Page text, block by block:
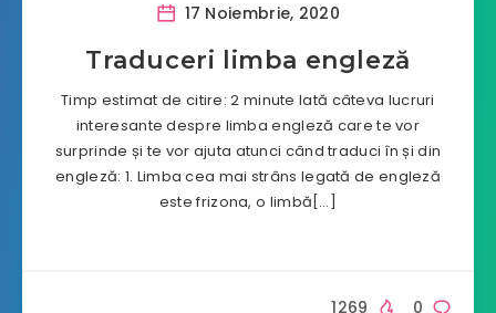
17 Noiembrie, 2020
Traduceri limba engleză
Timp estimat de citire: 2 minute Iată câteva lucruri
interesante despre limba engleză care te vor
surprinde și te vor ajuta atunci când traduci în și din
engleză: 1. Limba cea mai strâns legată de engleză
este frizona, o limbă[…]
0
1269